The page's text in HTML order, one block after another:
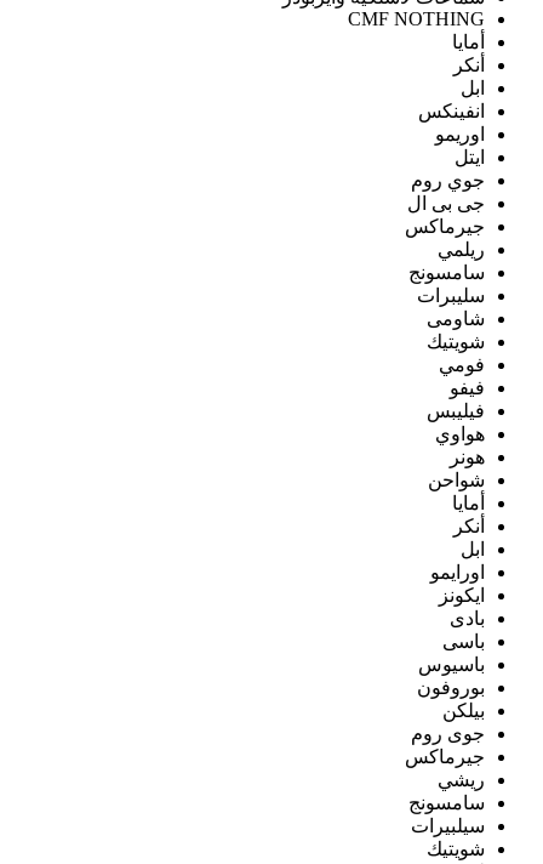
CMF NOTHING
أمايا
أنكر
ابل
انفينكس
اوريمو
ايتل
جوي روم
جى بى ال
جيرماكس
ريلمي
سامسونج
سليبرات
شاومى
شويتيك
فومي
فيفو
فيليبس
هواوي
هونر
شواحن
أمايا
أنكر
ابل
اورايمو
ايكونز
بادى
باسى
باسيوس
بوروفون
بيلكن
جوى روم
جيرماكس
ريشي
سامسونج
سيلبيرات
شويتيك